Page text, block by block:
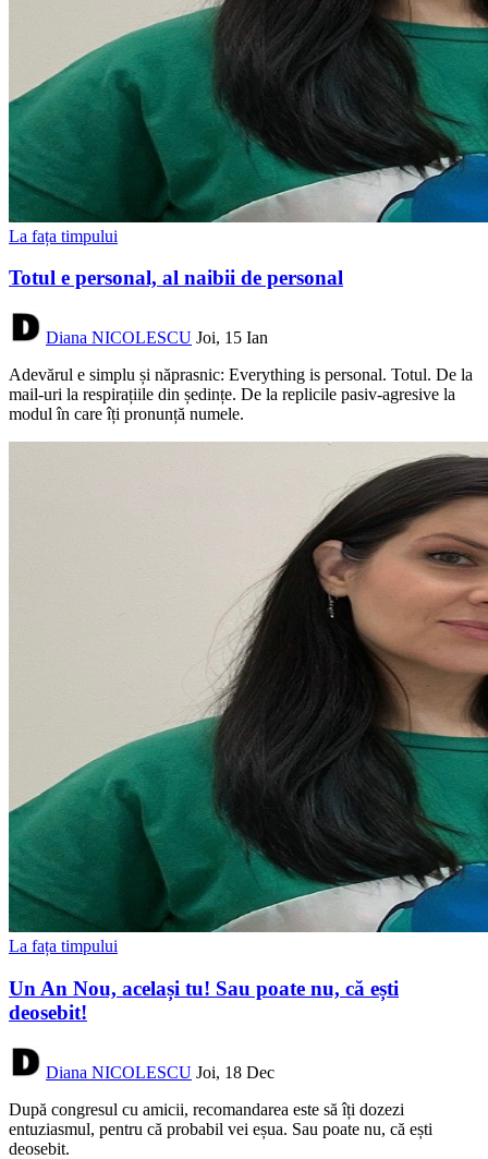
La fața timpului
Totul e personal, al naibii de personal
Diana NICOLESCU Joi, 15 Ian
Adevărul e simplu și năprasnic: Everything is personal. Totul. De la
mail-uri la respirațiile din ședințe. De la replicile pasiv-agresive la
modul în care îți pronunță numele.
La fața timpului
Un An Nou, același tu! Sau poate nu, că ești
deosebit!
Diana NICOLESCU Joi, 18 Dec
După congresul cu amicii, recomandarea este să îți dozezi
entuziasmul, pentru că probabil vei eșua. Sau poate nu, că ești
deosebit.